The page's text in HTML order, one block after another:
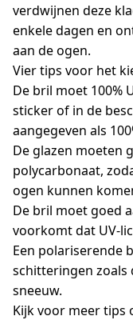
verdwijnen deze
enkele dagen en
aan de ogen.
Vier tips voor het
De bril moet 100%
sticker of in de
aangegeven als
De glazen moeten
polycarbonaat,
ogen kunnen
De bril moet goed
voorkomt dat UV-
Een polariserende
schitteringen zoals
sneeuw.
Kijk voor meer tips